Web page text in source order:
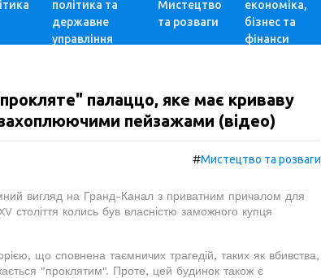
політика та
державне
управління
Мистецтво
та розваги
економіка,
бізнес та
фінанси
палаццо, яке має криваву
пейзажами (відео)
#Мистецтво та розваги
вигляд на Гранд-Канал з приватним причалом для
століття колись був власністю заможного купця
що сповнена таємничих трагедій, таких як вбивства,
"проклятим". Проте, цей будинок також є